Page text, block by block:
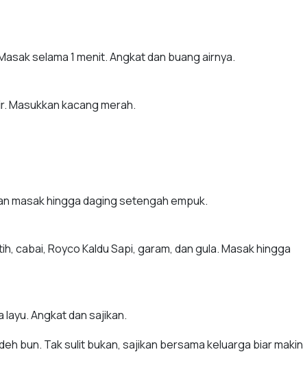
selama 1 menit. Angkat dan buang airnya.
Masukkan kacang merah.
masak hingga daging setengah empuk.
cabai, Royco Kaldu Sapi, garam, dan gula. Masak hingga
layu. Angkat dan sajikan.
bun. Tak sulit bukan, sajikan bersama keluarga biar makin